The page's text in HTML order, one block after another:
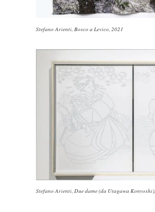
Stefano Arienti, Bosco a Levico , 2021
Stefano Arienti, Due dame (da Utagawa Konyoshi)